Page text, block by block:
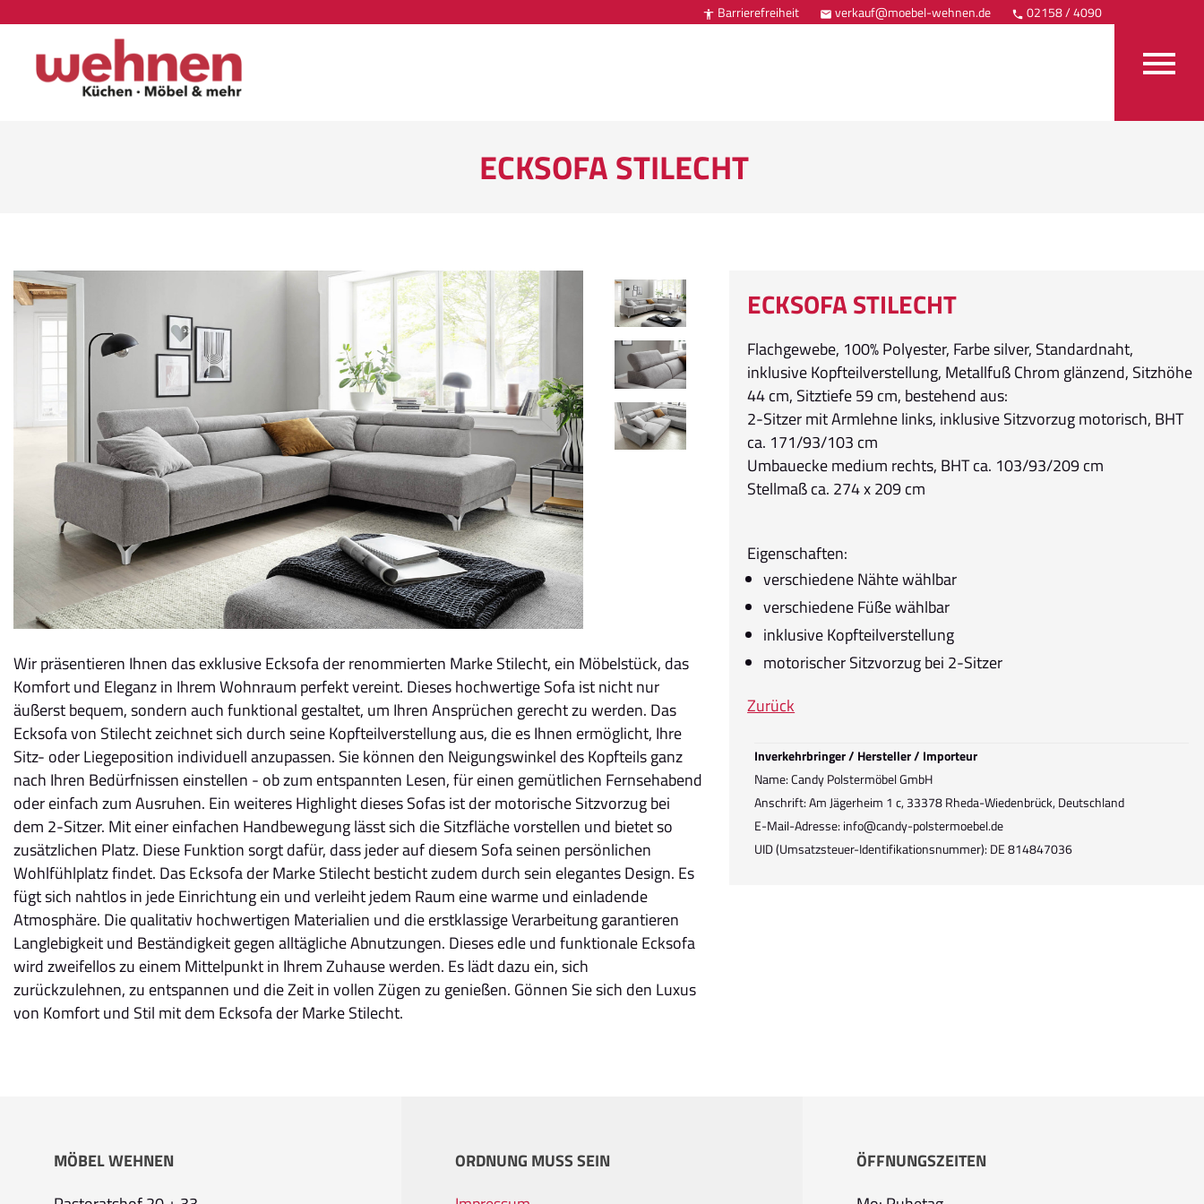
 Barrierefreiheit  verkauf@moebel-wehnen.de  02158 / 4090
ECKSOFA STILECHT
Wir präsentieren Ihnen das exklusive Ecksofa der renommierten Marke Stilecht, ein Möbelstück, das
Komfort und Eleganz in Ihrem Wohnraum perfekt vereint. Dieses hochwertige Sofa ist nicht nur
äußerst bequem, sondern auch funktional gestaltet, um Ihren Ansprüchen gerecht zu werden. Das
Ecksofa von Stilecht zeichnet sich durch seine Kopfteilverstellung aus, die es Ihnen ermöglicht, Ihre
Sitz- oder Liegeposition individuell anzupassen. Sie können den Neigungswinkel des Kopfteils ganz
nach Ihren Bedürfnissen einstellen - ob zum entspannten Lesen, für einen gemütlichen Fernsehabend
oder einfach zum Ausruhen. Ein weiteres Highlight dieses Sofas ist der motorische Sitzvorzug bei
dem 2-Sitzer. Mit einer einfachen Handbewegung lässt sich die Sitzfläche vorstellen und bietet so
zusätzlichen Platz. Diese Funktion sorgt dafür, dass jeder auf diesem Sofa seinen persönlichen
Wohlfühlplatz findet. Das Ecksofa der Marke Stilecht besticht zudem durch sein elegantes Design. Es
fügt sich nahtlos in jede Einrichtung ein und verleiht jedem Raum eine warme und einladende
Atmosphäre. Die qualitativ hochwertigen Materialien und die erstklassige Verarbeitung garantieren
Langlebigkeit und Beständigkeit gegen alltägliche Abnutzungen. Dieses edle und funktionale Ecksofa
wird zweifellos zu einem Mittelpunkt in Ihrem Zuhause werden. Es lädt dazu ein, sich
zurückzulehnen, zu entspannen und die Zeit in vollen Zügen zu genießen. Gönnen Sie sich den Luxus
von Komfort und Stil mit dem Ecksofa der Marke Stilecht.
ECKSOFA STILECHT
Flachgewebe, 100% Polyester, Farbe silver, Standardnaht,
inklusive Kopfteilverstellung, Metallfuß Chrom glänzend, Sitzhöhe
44 cm, Sitztiefe 59 cm, bestehend aus:
2-Sitzer mit Armlehne links, inklusive Sitzvorzug motorisch, BHT
ca. 171/93/103 cm
Umbauecke medium rechts, BHT ca. 103/93/209 cm
Stellmaß ca. 274 x 209 cm
Eigenschaften:
verschiedene Nähte wählbar
verschiedene Füße wählbar
inklusive Kopfteilverstellung
motorischer Sitzvorzug bei 2-Sitzer
Zurück
Inverkehrbringer / Hersteller / Importeur
Name: Candy Polstermöbel GmbH
Anschrift: Am Jägerheim 1 c, 33378 Rheda-Wiedenbrück, Deutschland
E-Mail-Adresse: info@candy-polstermoebel.de
UID (Umsatzsteuer-Identifikationsnummer): DE 814847036
MÖBEL WEHNEN
ORDNUNG MUSS SEIN
ÖFFNUNGSZEITEN